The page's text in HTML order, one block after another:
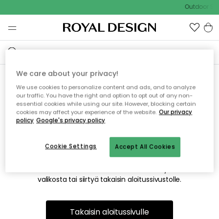
Outdoor
Emme valitettavasti löydä
etsimääsi sivua
Tämä voi johtua siitä, että sivua ei enää ole tai siitä, että se
on siirretty muualle. Pahoittelemme tästä mahdollisesti
valikosta tai siirtyä takaisin aloitussivustolle.
Takaisin aloitussivulle
We care about your privacy!
We use cookies to personalize content and ads, and to analyze
our traffic. You have the right and option to opt out of any non-
essential cookies while using our site. However, blocking certain
cookies may affect your experience of the website. Our privacy
policy Google's privacy policy
Accept All Cookies
Cookie Settings